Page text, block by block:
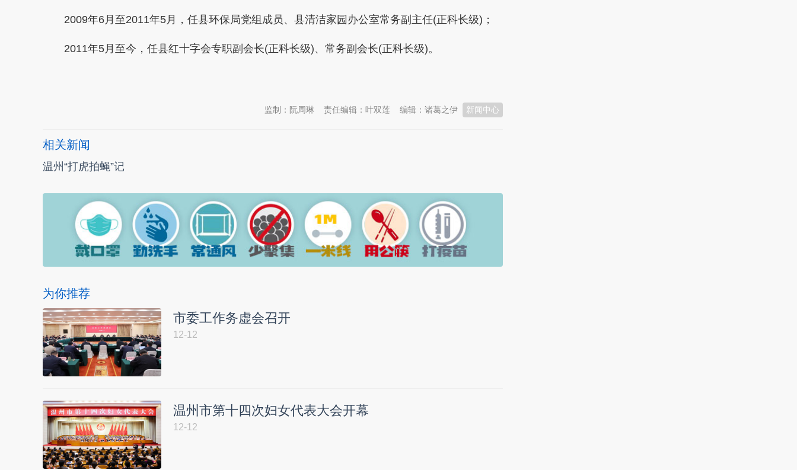
2009年6月至2011年5月，任县环保局党组成员、县清洁家园办公室常务副主任(正科长级)；
2011年5月至今，任县红十字会专职副会长(正科长级)、常务副会长(正科长级)。
新闻中心
编辑：诸葛之伊
责任编辑：叶双莲
监制：阮周琳
相关新闻
温州“打虎拍蝇”记
为你推荐
市委工作务虚会召开
12-12
温州市第十四次妇女代表大会开幕
12-12